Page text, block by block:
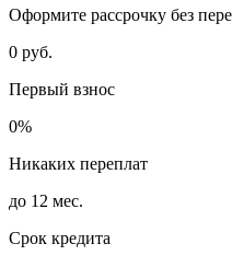
Оформите рассрочку без
0 руб.
Первый взнос
0%
Никаких переплат
до 12 мес.
Срок кредита